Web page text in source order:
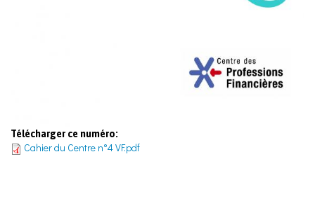
Télécharger ce numéro:
Cahier du Centre n°4 VF.pdf